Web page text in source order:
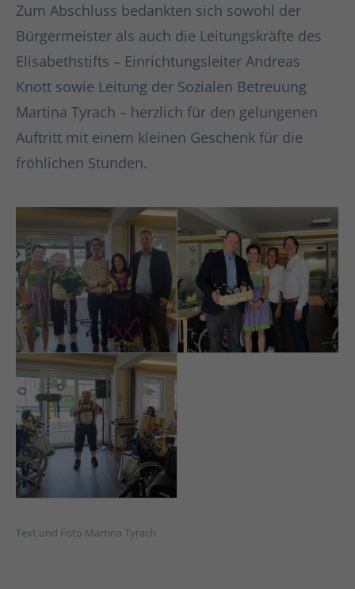
Zum Abschluss bedankten sich sowohl der
Bürgermeister als auch die Leitungskräfte des
Elisabethstifts – Einrichtungsleiter Andreas
Knott sowie Leitung der Sozialen Betreuung
Martina Tyrach – herzlich für den gelungenen
Auftritt mit einem kleinen Geschenk für die
fröhlichen Stunden.
Text und Foto Martina Tyrach